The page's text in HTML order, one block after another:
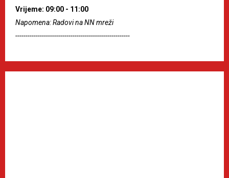
Vrijeme: 09:00 - 11:00
Napomena: Radovi na NN mreži
--------------------------------------------------------